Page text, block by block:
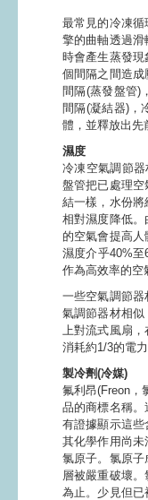
最常見的冷凍循
擎的曲軸透過
時會產生蒸發
個間隔之間造
間隔(蒸發盤管)
間隔(凝結器)，
體，並釋放出先
濕度
冷凍空氣調節
盤管把已處理
結一樣，水份
相對濕度降低
的空氣會提高
濕度介乎40%
作為高效率的空
一些空氣調節
氣調節器材相
上對流式風扇，
消耗約1/3的電
製冷劑(冷媒)
氟利昂(Freon，
品的商標名稱
有證據顯示這些
其化學作用尚未
氯原子。氯原
層被嚴重破壞
為止。少見但已